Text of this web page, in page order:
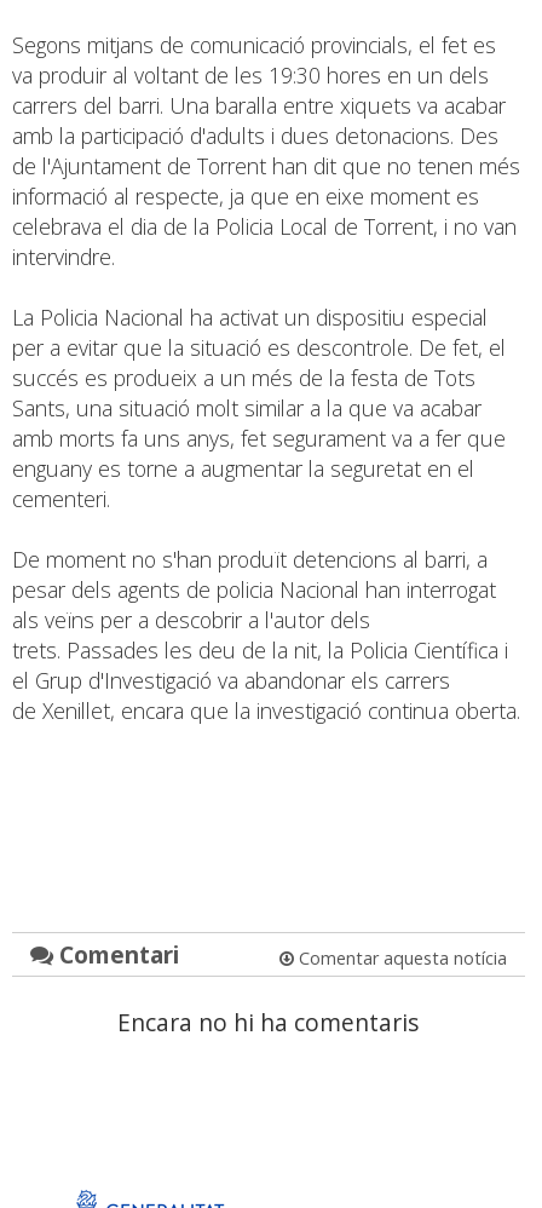
Segons mitjans de comunicació provincials, el fet es
va produir al voltant de les 19:30 hores en un dels
carrers del barri. Una baralla entre xiquets va acabar
amb la participació d'adults i dues detonacions. Des
de l'Ajuntament de Torrent han dit que no tenen més
informació al respecte, ja que en eixe moment es
celebrava el dia de la Policia Local de Torrent, i no van
intervindre.
La Policia Nacional ha activat un dispositiu especial
per a evitar que la situació es descontrole. De fet, el
succés es produeix a un més de la festa de Tots
Sants, una situació molt similar a la que va acabar
amb morts fa uns anys, fet segurament va a fer que
enguany es torne a augmentar la seguretat en el
cementeri.
De moment no s'han produït detencions al barri, a
pesar dels agents de policia Nacional han interrogat
als veïns per a descobrir a l'autor dels
trets. Passades les deu de la nit, la Policia Científica i
el Grup d'Investigació va abandonar els carrers
de Xenillet, encara que la investigació continua oberta.
Comentari Comentar aquesta notícia
Encara no hi ha comentaris